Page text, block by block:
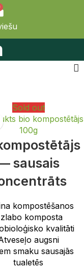
Sold out
sausais
kompostēšanos
komposta
kvalitāti
augsni
smaku sausajās
tualetēs